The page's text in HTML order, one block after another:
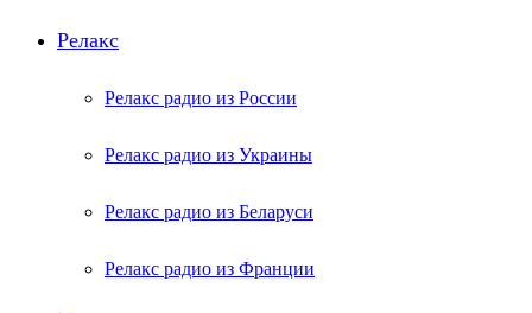
Релакс
Релакс радио из России
Релакс радио из Украины
Релакс радио из Беларуси
Релакс радио из Франции